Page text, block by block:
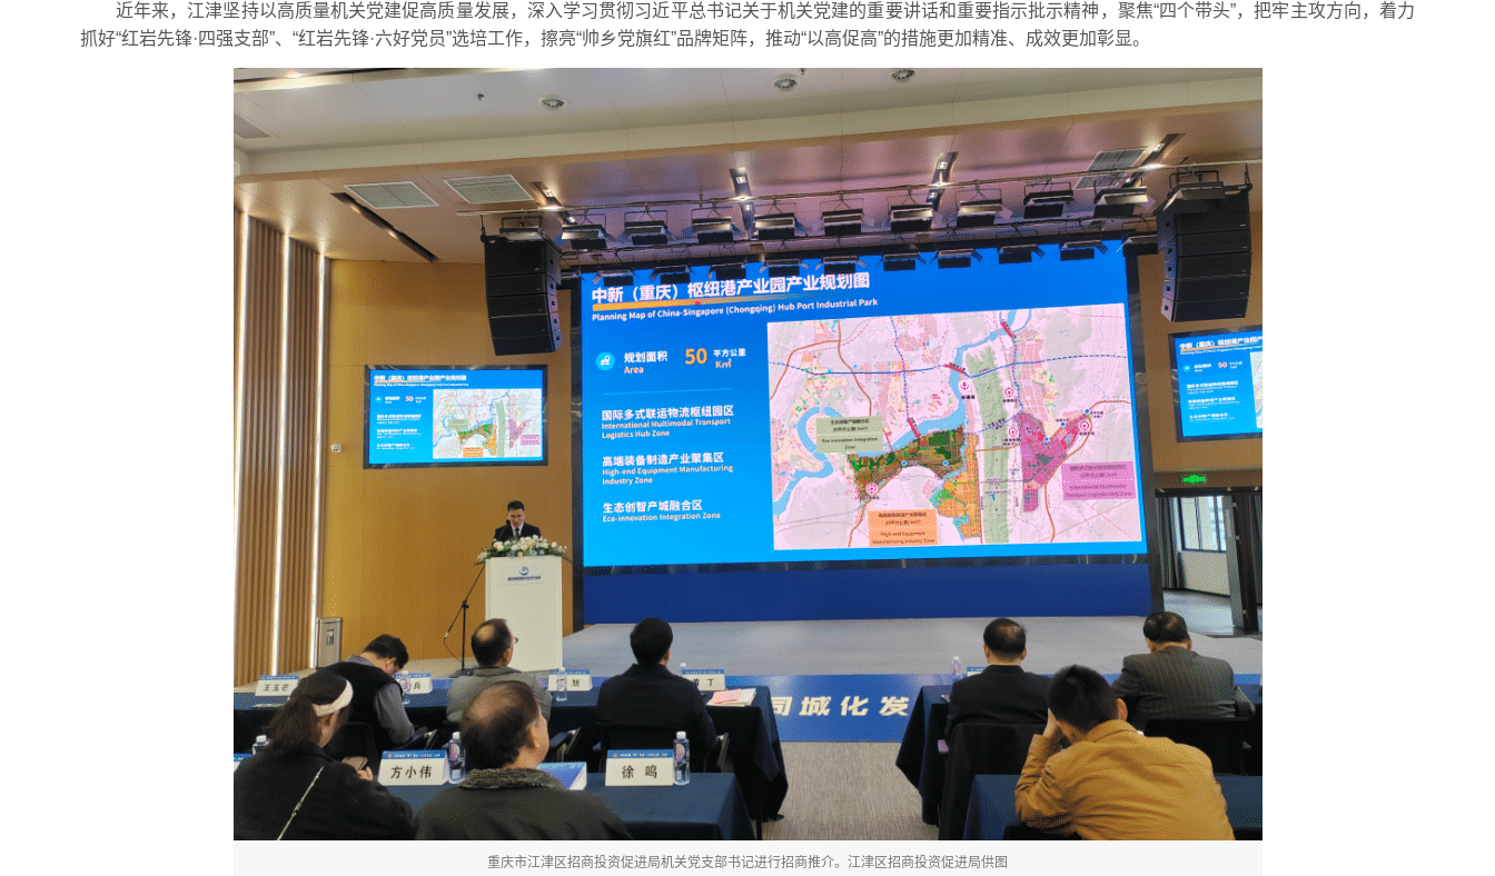
近年来，江津坚持以高质量机关党建促高质量发展，深入学习贯彻习近平总书记关于机关党建的重要讲话和重要指示批示精神，聚焦“四个带头”，把牢主攻方向，着力
抓好“红岩先锋·四强支部”、“红岩先锋·六好党员”选培工作，擦亮“帅乡党旗红”品牌矩阵，推动“以高促高”的措施更加精准、成效更加彰显。
重庆市江津区招商投资促进局机关党支部书记进行招商推介。江津区招商投资促进局供图